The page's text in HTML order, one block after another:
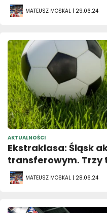
MATEUSZ MOSKAL | 29.06.24
AKTUALNOŚCI
Ekstraklasa: Śląsk
transferowym. Trzy
MATEUSZ MOSKAL | 28.06.24